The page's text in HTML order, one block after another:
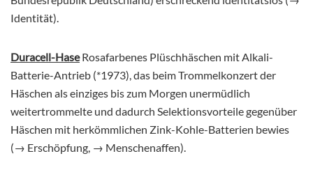
Identität).
Duracell-HaseRosafarbenes Plüschhäschen mit Alkali-
Batterie-Antrieb (*1973), das beim Trommelkonzert der
Häschen als einziges bis zum Morgen unermüdlich
weitertrommelte und dadurch Selektionsvorteile gegenüber
Häschen mit herkömmlichen Zink-Kohle-Batterien bewies
(→ Erschöpfung, → Menschenaffen).